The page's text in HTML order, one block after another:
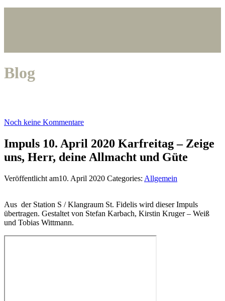
Blog
Noch keine Kommentare
Impuls 10. April 2020 Karfreitag – Zeige
uns, Herr, deine Allmacht und Güte
Veröffentlicht am10. April 2020 Categories: Allgemein
Aus der Station S / Klangraum St. Fidelis wird dieser Impuls
übertragen. Gestaltet von Stefan Karbach, Kirstin Kruger – Weiß
und Tobias Wittmann.